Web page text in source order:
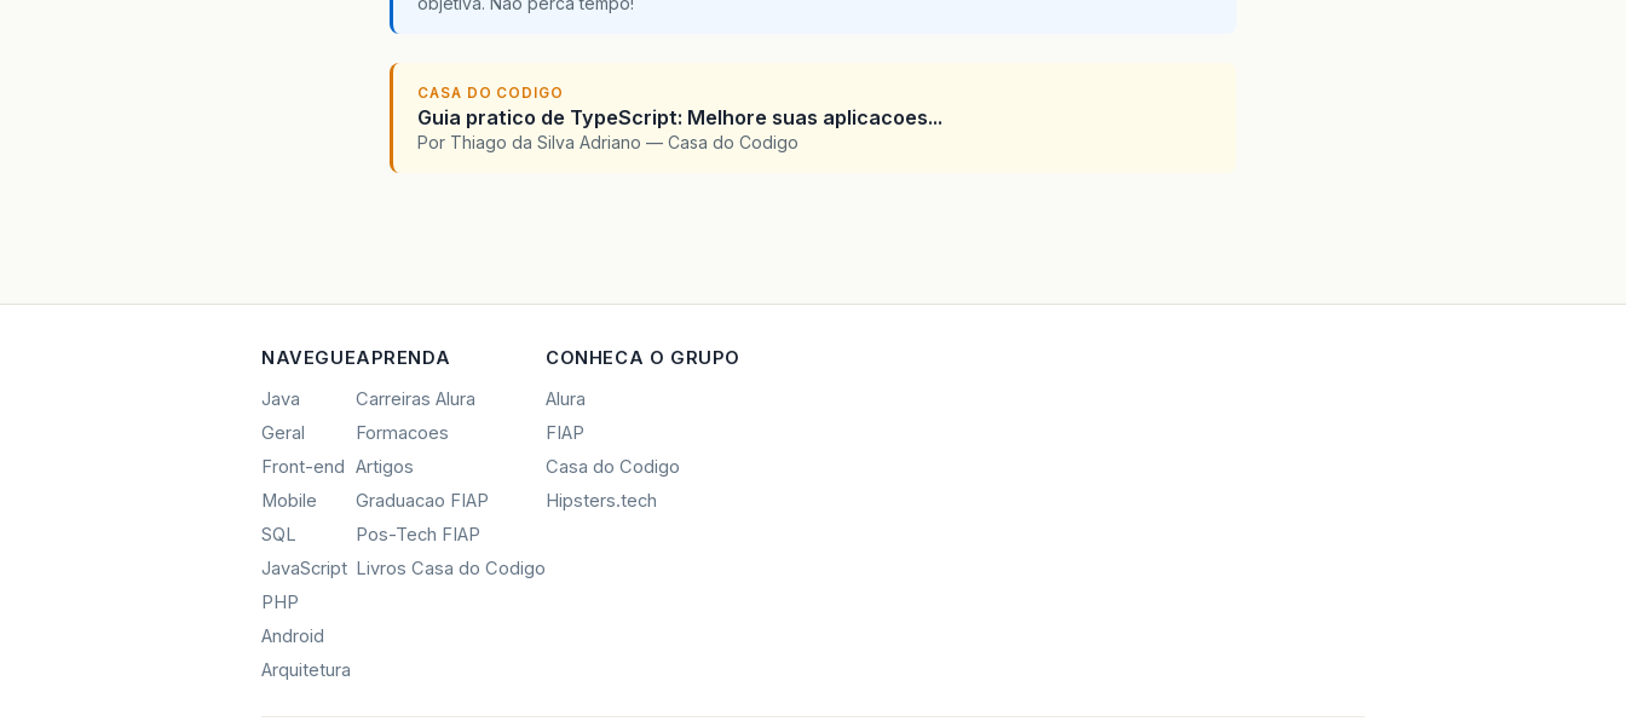
CASA DO CODIGO
Guia pratico de TypeScript: Melhore suas aplicacoes...
Por Thiago da Silva Adriano — Casa do Codigo
NAVEGUE
Java
Geral
Front-end
Mobile
SQL
JavaScript
PHP
Android
Arquitetura
APRENDA
Carreiras Alura
Formacoes
Artigos
Graduacao FIAP
Pos-Tech FIAP
Livros Casa do Codigo
CONHECA O GRUPO
Alura
FIAP
Casa do Codigo
Hipsters.tech